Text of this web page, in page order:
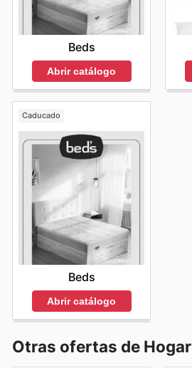
Beds
Abrir catálogo
Caducado
Beds
Abrir catálogo
Otras ofertas de Hogar